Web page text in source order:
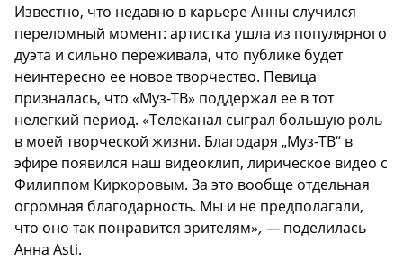
Известно, что недавно в карьере Анны случился
переломный момент: артистка ушла из популярного
дуэта и сильно переживала, что публике будет
неинтересно ее новое творчество. Певица
призналась, что «Муз-ТВ» поддержал ее в тот
нелегкий период. «Телеканал сыграл большую роль
в моей творческой жизни. Благодаря „Муз-ТВ“ в
эфире появился наш видеоклип, лирическое видео с
Филиппом Киркоровым. За это вообще отдельная
огромная благодарность. Мы и не предполагали,
что оно так понравится зрителям», —поделилась
Анна Asti.